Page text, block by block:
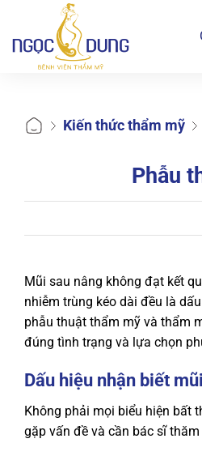
nội
Kiến thức thẩm mỹ
Phẫu
Mũi sau nâng không đạt kết
nhiễm trùng kéo dài đều là
phẫu thuật thẩm mỹ và thẩm
đúng tình trạng và lựa chọn
Dấu hiệu nhận biết
Không phải mọi biểu hiện bất
gặp vấn đề và cần bác sĩ